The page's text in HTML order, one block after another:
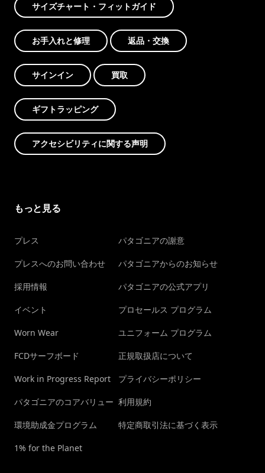
サイズチャート・フィットガイド
お手入れと修理 返品・交換
サインイン 買取
ギフトラッピング
アクセシビリティに関する声明
もっと見る
プレス
プレスへのお問い合わせ
採用情報
イベント
Worn Wear
FCDサーフボード
Work in Progress Report
パタゴニアのコアバリュー
環境助成金プログラム
1% for the Planet
パタゴニアの謝意
パタゴニアからのお知らせ
パタゴニアの公式アプリ
プロセールス プログラム
ユニフォーム プログラム
正規取扱店について
プライバシーポリシー
利用規約
特定商取引法に基づく表示